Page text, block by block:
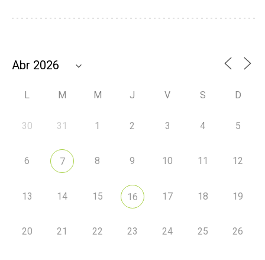
L M M J V S D
30 31 1 2 3 4 5
6 7 8 9 10 11 12
13 14 15 16 17 18 19
20 21 22 23 24 25 26